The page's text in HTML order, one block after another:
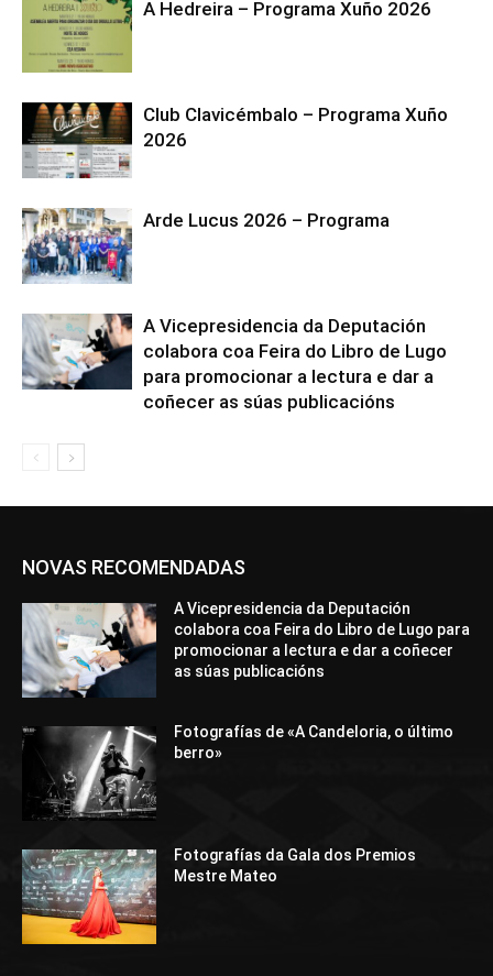
A Hedreira – Programa Xuño 2026
Club Clavicémbalo – Programa Xuño
2026
Arde Lucus 2026 – Programa
A Vicepresidencia da Deputación
colabora coa Feira do Libro de Lugo
para promocionar a lectura e dar a
coñecer as súas publicacións
NOVAS RECOMENDADAS
A Vicepresidencia da Deputación
colabora coa Feira do Libro de Lugo para
promocionar a lectura e dar a coñecer
as súas publicacións
Fotografías de «A Candeloria, o último
berro»
Fotografías da Gala dos Premios
Mestre Mateo